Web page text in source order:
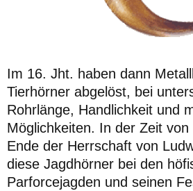
Im 16. Jht. haben dann
Tierhörner abgelöst, bei
Rohrlänge, Handlichkeit und
Möglichkeiten. In der Zeit
Ende der Herrschaft von
diese Jagdhörner bei den
Parforcejagden und seinen